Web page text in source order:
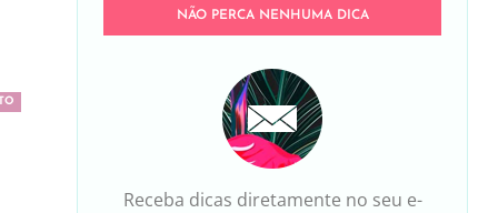
NÃO PERCA NENHUMA DICA
Receba dicas diretamente no seu e-